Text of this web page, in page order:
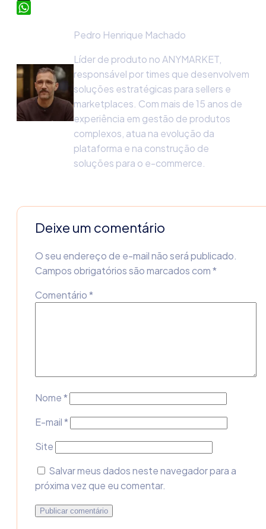
X
Pedro Henrique Machado
Líder de produto no ANYMARKET,
responsável por times que desenvolvem
soluções estratégicas para sellers e
marketplaces. Com mais de 15 anos de
experiência em gestão de produtos
complexos, atua na evolução da
plataforma e na construção de
soluções para o e-commerce.
Deixe um comentário
O seu endereço de e-mail não será publicado.
Campos obrigatórios são marcados com*
Comentário*
Nome*
E-mail*
Site
Salvar meus dados neste navegador para a
próxima vez que eu comentar.